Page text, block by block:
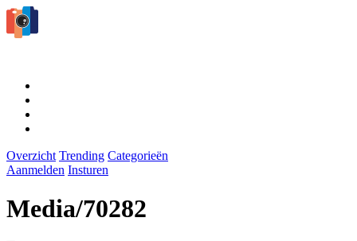
Overzicht Trending Categorieën
Aanmelden Insturen
Media/70282